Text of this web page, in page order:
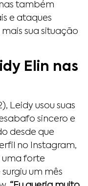
também
e ataques
sua situação
Elin nas
Leidy usou suas
sincero e
desde que
no Instagram,
uma forte
um mês